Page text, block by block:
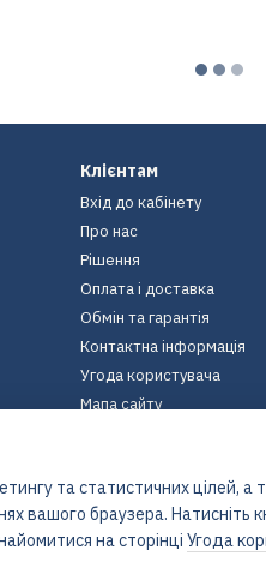
Клієнтам
Вхід до кабінету
Про нас
Рішення
Оплата і доставка
Обмін та гарантія
Контактна інформація
Угода користувача
Мапа сайту
та статистичних цілей, а
вашого браузера. Натисніть
на сторінці Угода